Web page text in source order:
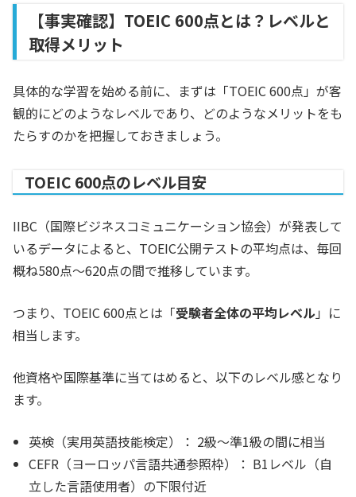
【事実確認】TOEIC 600点とは？レベルと
取得メリット
具体的な学習を始める前に、まずは「TOEIC 600点」が客
観的にどのようなレベルであり、どのようなメリットをも
たらすのかを把握しておきましょう。
TOEIC 600点のレベル目安
IIBC（国際ビジネスコミュニケーション協会）が発表して
いるデータによると、TOEIC公開テストの平均点は、毎回
概ね580点〜620点の間で推移しています。
つまり、TOEIC 600点とは「受験者全体の平均レベル 」に
相当します。
他資格や国際基準に当てはめると、以下のレベル感となり
ます。
英検（実用英語技能検定）： 2級〜準1級の間に相当
CEFR（ヨーロッパ言語共通参照枠）： B1レベル（自
立した言語使用者）の下限付近